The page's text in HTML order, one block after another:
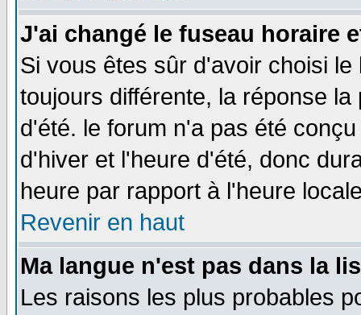
J'ai changé le fuseau horaire
Si vous êtes sûr d'avoir choisi
toujours différente, la réponse
d'été. le forum n'a pas été
d'hiver et l'heure d'été, donc
heure par rapport à l'heure
Revenir en haut
Ma langue n'est pas dans la
Les raisons les plus probables